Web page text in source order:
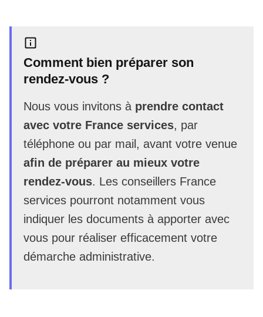
Comment bien préparer son
rendez-vous ?
Nous vous invitons à prendre contact
avec votre France services, par
téléphone ou par mail, avant votre venue
afin de préparer au mieux votre
rendez-vous. Les conseillers France
services pourront notamment vous
indiquer les documents à apporter avec
vous pour réaliser efficacement votre
démarche administrative.